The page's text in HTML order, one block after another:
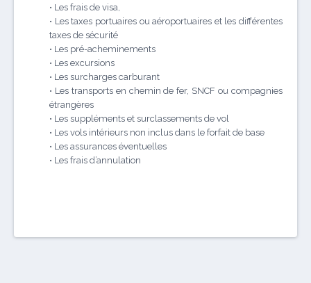
• Les frais de visa,
• Les taxes portuaires ou aéroportuaires et les différentes
taxes de sécurité
• Les pré-acheminements
• Les excursions
• Les surcharges carburant
• Les transports en chemin de fer, SNCF ou compagnies
étrangères
• Les suppléments et surclassements de vol
• Les vols intérieurs non inclus dans le forfait de base
• Les assurances éventuelles
• Les frais d’annulation